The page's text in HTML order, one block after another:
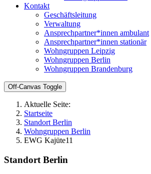
Kontakt
Geschäftsleitung
Verwaltung
Ansprechpartner*innen ambulant
Ansprechpartner*innen stationär
Wohngruppen Leipzig
Wohngruppen Berlin
Wohngruppen Brandenburg
Off-Canvas Toggle
Aktuelle Seite:
Startseite
Standort Berlin
Wohngruppen Berlin
EWG Kajüte11
Standort Berlin